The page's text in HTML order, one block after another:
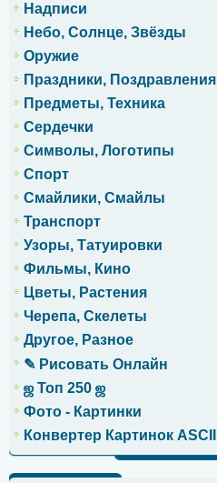
Надписи
Небо, Солнце, Звёзды
Оружие
Праздники, Поздравления
Предметы, Техника
Сердечки
Символы, Логотипы
Спорт
Смайлики, Смайлы
Транспорт
Узоры, Татуировки
Фильмы, Кино
Цветы, Растения
Черепа, Скелеты
Другое, Разное
✎ Рисовать Онлайн
ஜ Топ 250 ஜ
Фото - Картинки
Конвертер Картинок ASCII